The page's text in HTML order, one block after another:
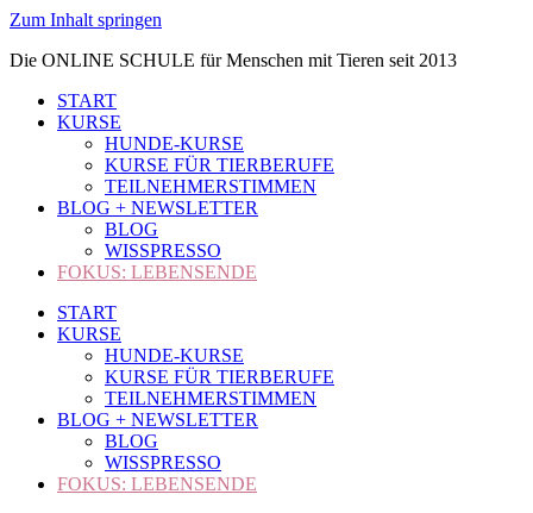
Zum Inhalt springen
Die ONLINE SCHULE für Menschen mit Tieren seit 2013
START
KURSE
HUNDE-KURSE
KURSE FÜR TIERBERUFE
TEILNEHMERSTIMMEN
BLOG + NEWSLETTER
BLOG
WISSPRESSO
FOKUS: LEBENSENDE
START
KURSE
HUNDE-KURSE
KURSE FÜR TIERBERUFE
TEILNEHMERSTIMMEN
BLOG + NEWSLETTER
BLOG
WISSPRESSO
FOKUS: LEBENSENDE